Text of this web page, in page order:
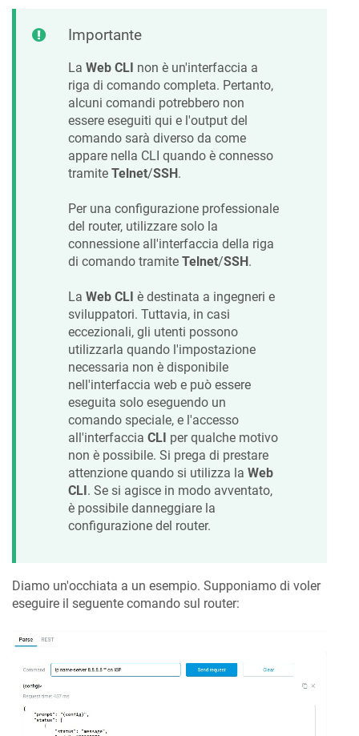
Importante
La Web CLI non è un'interfaccia a
riga di comando completa. Pertanto,
alcuni comandi potrebbero non
essere eseguiti qui e l'output del
comando sarà diverso da come
appare nella CLI quando è connesso
tramite Telnet/SSH.
Per una configurazione professionale
del router, utilizzare solo la
connessione all'interfaccia della riga
di comando tramite Telnet/SSH.
La Web CLI è destinata a ingegneri e
sviluppatori. Tuttavia, in casi
eccezionali, gli utenti possono
utilizzarla quando l'impostazione
necessaria non è disponibile
nell'interfaccia web e può essere
eseguita solo eseguendo un
comando speciale, e l'accesso
all'interfaccia CLI per qualche motivo
non è possibile. Si prega di prestare
attenzione quando si utilizza la Web
CLI . Se si agisce in modo avventato,
è possibile danneggiare la
configurazione del router.
Diamo un'occhiata a un esempio. Supponiamo di voler
eseguire il seguente comando sul router: